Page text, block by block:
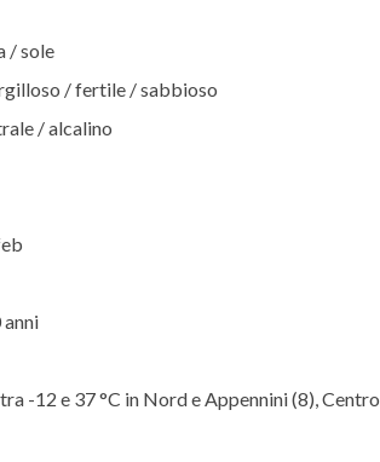
/ sole
/ fertile / sabbioso
/ alcalino
anni
-12 e 37 °C in Nord e Appennini (8), Centro